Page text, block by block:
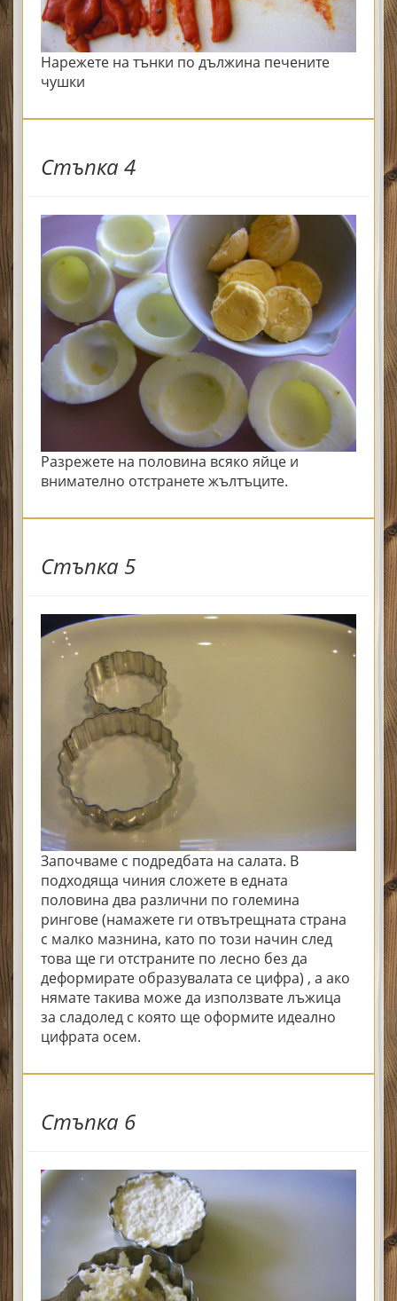
Нарежете на тънки по дължина печените
чушки
Стъпка 4
Разрежете на половина всяко яйце и
внимателно отстранете жълтъците.
Стъпка 5
Започваме с подредбата на салата. В
подходяща чиния сложете в едната
половина два различни по големина
рингове (намажете ги отвътрещната страна
с малко мазнина, като по този начин след
това ще ги отстраните по лесно без да
деформирате образувалата се цифра) , а ако
нямате такива може да използвате лъжица
за сладолед с която ще оформите идеално
цифрата осем.
Стъпка 6